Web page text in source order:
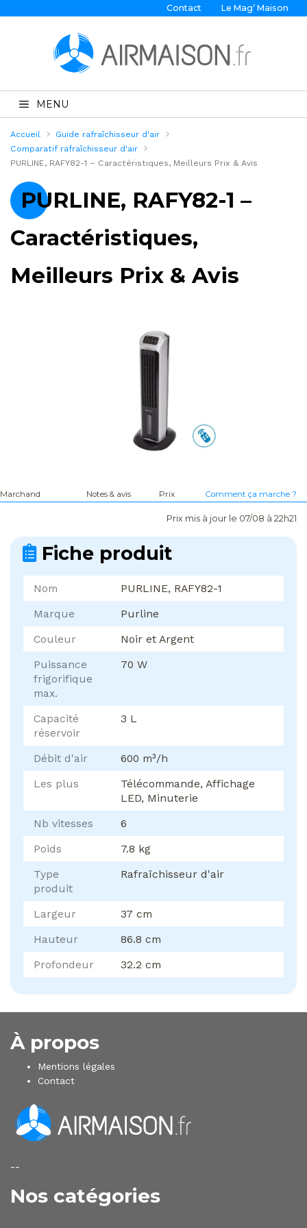
Contact Le Mag’ Maison
MENU
Accueil
Guide rafraîchisseur d'air
Comparatif rafraîchisseur d'air
PURLINE, RAFY82-1 – Caractéristiques, Meilleurs Prix & Avis
PURLINE, RAFY82-1 –
Caractéristiques,
Meilleurs Prix & Avis
Marchand Notes & avis Prix Comment ça marche ?
Prix mis à jour le 07/08 à 22h21
Fiche produit
Nom
PURLINE, RAFY82-1
Marque
Purline
Couleur
Noir et Argent
Puissance
frigorifique
max.
70 W
Capacité
réservoir
3 L
Débit d'air
600 m³/h
Les plus
Télécommande, Affichage
LED, Minuterie
Nb vitesses
6
Poids
7.8 kg
Type
produit
Rafraîchisseur d'air
Largeur
37 cm
Hauteur
86.8 cm
Profondeur
32.2 cm
À propos
Mentions légales
Contact
--
Nos catégories